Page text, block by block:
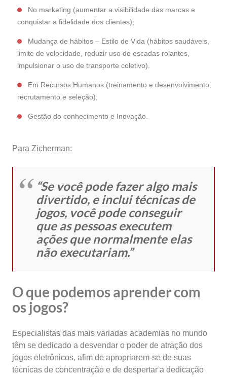
No marketing (aumentar a visibilidade das marcas e
conquistar a fidelidade dos clientes);
Mudança de hábitos – Estilo de Vida (hábitos saudáveis,
limite de velocidade, reduzir uso de escadas rolantes,
impulsionar o uso de transporte coletivo).
Em Recursos Humanos (treinamento e desenvolvimento,
recrutamento e seleção);
Gestão do conhecimento e Inovação.
Para Zicherman:
“Se você pode fazer algo mais
divertido, e inclui técnicas de
jogos, você pode conseguir
que as pessoas executem
ações que normalmente elas
não executariam.”
O que podemos aprender com
os jogos?
Especialistas das mais variadas academias no mundo
têm se dedicado a desvendar o poder de atração dos
jogos eletrônicos, afim de apropriarem-se de suas
técnicas de concentração e de despertar a dedicação